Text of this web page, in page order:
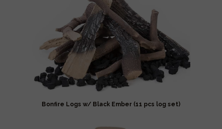
Bonfire Logs w/ Black Ember (11 pcs log set)